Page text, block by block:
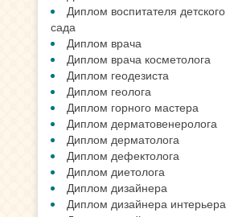
Диплом воспитателя детского
сада
Диплом врача
Диплом врача косметолога
Диплом геодезиста
Диплом геолога
Диплом горного мастера
Диплом дерматовенеролога
Диплом дерматолога
Диплом дефектолога
Диплом диетолога
Диплом дизайнера
Диплом дизайнера интерьера